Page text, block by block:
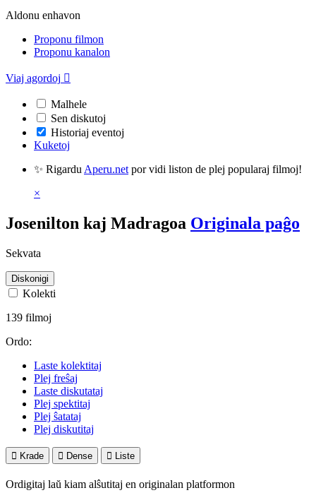
Aldonu enhavon
Proponu filmon
Proponu kanalon
Viaj agordoj 
Malhele
Sen diskutoj
Historiaj eventoj
Kuketoj
✨ Rigardu Aperu.net por vidi liston de plej popularaj filmoj!
×
Josenilton kaj Madragoa Originala paĝo
Sekvata
Diskonigi
Kolekti
139 filmoj
Ordo:
Laste kolektitaj
Plej freŝaj
Laste diskutataj
Plej spektitaj
Plej ŝatataj
Plej diskutitaj
 Krade  Dense  Liste
Ordigitaj laŭ kiam alŝutitaj en originalan platformon